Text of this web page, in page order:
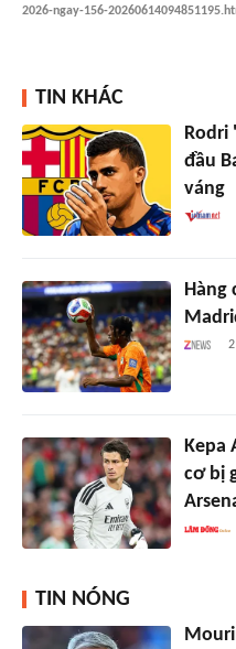
2026-ngay-156-
TIN KHÁC
Rodri
đầu
váng
Hàng
Kepa
cơ bị
TIN NÓNG